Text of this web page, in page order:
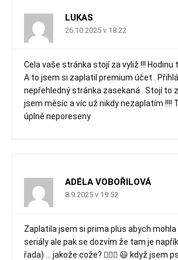
LUKAS
26.10.2025 v 18:22
Cela vaše stránka stojí za vyliž !!! Hodinu
A to jsem si zaplatil premium účet .
nepřehledný stránka zasekaná . Stojí to
jsem měsíc a víc už nikdy nezaplatím !!!!
úplně neporeseny
ADÉLA VOBOŘILOVÁ
8.9.2025 v 19:52
Zaplatila jsem si prima plus abych
seriály ale pak se dozvím že tam je
řada) … jakože cože? 🤦🏽‍♀️ 😃 když jsem